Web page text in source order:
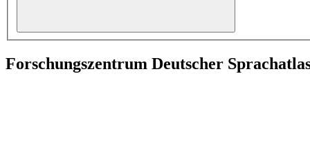
Forschungszentrum Deutscher